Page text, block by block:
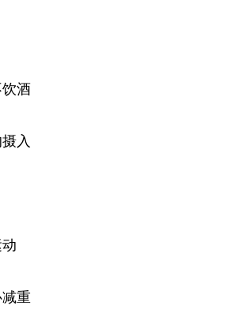
酒
入
重